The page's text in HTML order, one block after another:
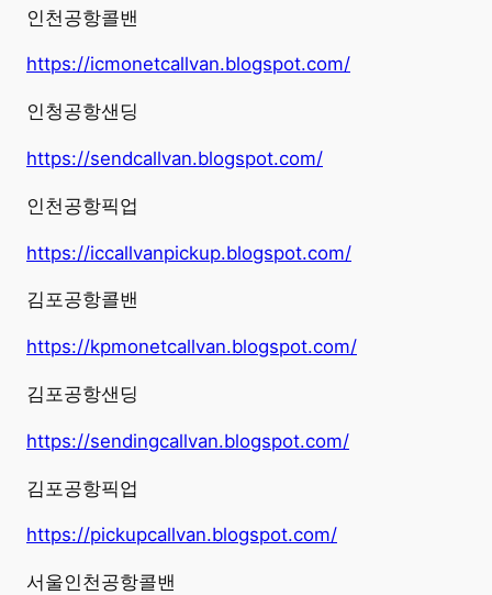
인천공항콜밴
https://icmonetcallvan.blogspot.com/
인청공항샌딩
https://sendcallvan.blogspot.com/
인천공항픽업
https://iccallvanpickup.blogspot.com/
김포공항콜밴
https://kpmonetcallvan.blogspot.com/
김포공항샌딩
https://sendingcallvan.blogspot.com/
김포공항픽업
https://pickupcallvan.blogspot.com/
서울인천공항콜밴